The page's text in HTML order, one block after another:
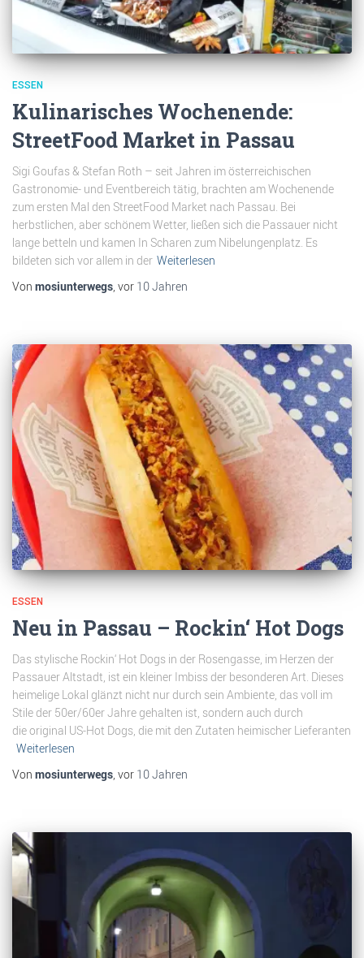
ESSEN
Kulinarisches Wochenende:
StreetFood Market in Passau
Sigi Goufas & Stefan Roth – seit Jahren im österreichischen
Gastronomie- und Eventbereich tätig, brachten am Wochenende
zum ersten Mal den StreetFood Market nach Passau. Bei
herbstlichen, aber schönem Wetter, ließen sich die Passauer nicht
lange betteln und kamen In Scharen zum Nibelungenplatz. Es
bildeten sich vor allem in der Weiterlesen
Von mosiunterwegs , vor 10 Jahren
ESSEN
Neu in Passau – Rockin‘ Hot Dogs
Das stylische Rockin‘ Hot Dogs in der Rosengasse, im Herzen der
Passauer Altstadt, ist ein kleiner Imbiss der besonderen Art. Dieses
heimelige Lokal glänzt nicht nur durch sein Ambiente, das voll im
Stile der 50er/60er Jahre gehalten ist, sondern auch durch
die original US-Hot Dogs, die mit den Zutaten heimischer Lieferanten
Weiterlesen
Von mosiunterwegs, vor 10 Jahren